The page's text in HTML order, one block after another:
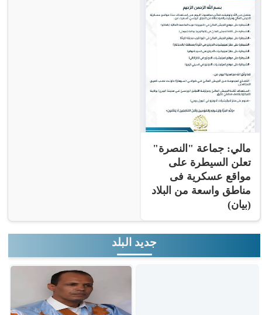
مالي: جماعة "النصرة"
تعلن السيطرة على
مواقع عسكرية فى
مناطق واسعة من البلاد
(بيان)
جديد البلد